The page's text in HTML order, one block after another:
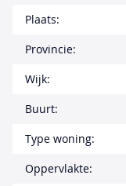
Plaats:
Provincie:
Wijk:
Buurt:
Type woning:
Oppervlakte: